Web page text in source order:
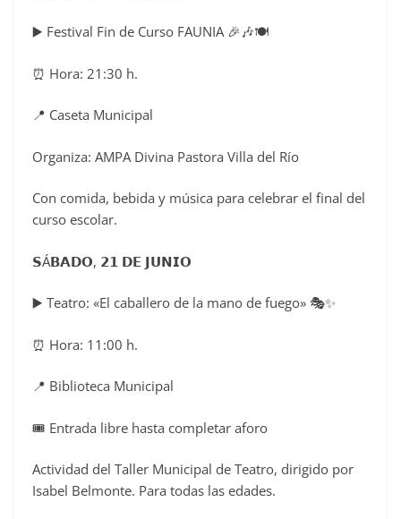
▶️ Festival Fin de Curso FAUNIA 🎉🎶🍽️
⏰ Hora: 21:30 h.
📍 Caseta Municipal
Organiza: AMPA Divina Pastora Villa del Río
Con comida, bebida y música para celebrar el final del
curso escolar.
𝗦Á𝗕𝗔𝗗𝗢, 𝟮𝟭 𝗗𝗘 𝗝𝗨𝗡𝗜𝗢
▶️ Teatro: «El caballero de la mano de fuego» 🎭✨
⏰ Hora: 11:00 h.
📍 Biblioteca Municipal
🎟️ Entrada libre hasta completar aforo
Actividad del Taller Municipal de Teatro, dirigido por
Isabel Belmonte. Para todas las edades.